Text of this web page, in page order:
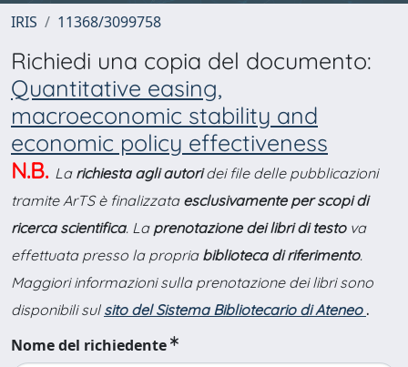
IRIS 11368/3099758
Richiedi una copia del documento:
Quantitative easing,
macroeconomic stability and
economic policy effectiveness
N.B. La richiesta agli autoridei file delle pubblicazioni
tramite ArTS è finalizzata esclusivamente per scopi di
ricerca scientifica. La prenotazione dei libri di testova
effettuata presso la propria biblioteca di riferimento.
Maggiori informazioni sulla prenotazione dei libri sono
disponibili sul sito del Sistema Bibliotecario di Ateneo .
Nome del richiedente